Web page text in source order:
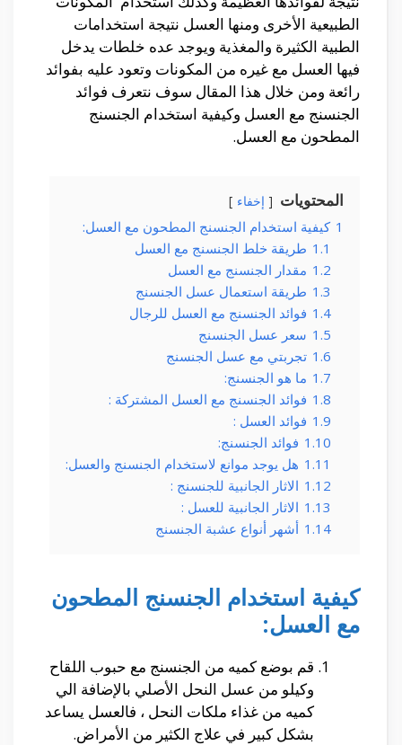
الطبيعية الأخرى ومنها العسل نتيجة استخدامات
الطبية الكثيرة والمغذية ويوجد عده خلطات يدخل
فيها العسل مع غيره من المكونات وتعود عليه بفوائد
رائعة ومن خلال هذا المقال سوف نتعرف فوائد
الجنسنج مع العسل وكيفية استخدام الجنسنج
المطحون مع العسل.
المحتويات إخفاء
1 كيفية استخدام الجنسنج المطحون مع العسل:
1.1 طريقة خلط الجنسنج مع العسل
1.2 مقدار الجنسنج مع العسل
1.3 طريقة استعمال عسل الجنسنج
1.4 فوائد الجنسنج مع العسل للرجال
1.5 سعر عسل الجنسنج
1.6 تجربتي مع عسل الجنسنج
1.7 ما هو الجنسنج:
1.8 فوائد الجنسنج مع العسل المشتركة :
1.9 فوائد العسل :
1.10 فوائد الجنسنج:
1.11 هل يوجد موانع لاستخدام الجنسنج والعسل:
1.12 الاثار الجانبية للجنسنج :
1.13 الاثار الجانبية للعسل :
1.14 أشهر أنواع عشبة الجنسنج
كيفية استخدام الجنسنج المطحون
مع العسل:
قم بوضع كميه من الجنسنج مع حبوب اللقاح
وكيلو من عسل النحل الأصلي بالإضافة الي
كميه من غذاء ملكات النحل ، فالعسل يساعد
بشكل كبير في علاج الكثير من الأمراض.